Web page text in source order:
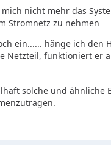
nicht mehr das
Stromnetz zu nehmen
ein...... hänge ich den
Netzteil, funktioniert er
solche und ähnliche